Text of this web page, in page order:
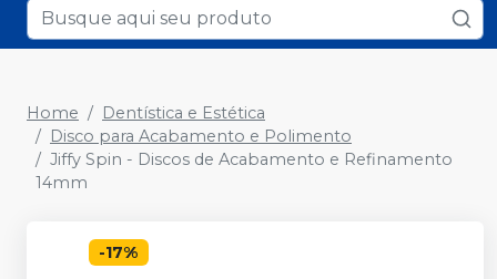
Home
Dentística e Estética
Disco para Acabamento e Polimento
Jiffy Spin - Discos de Acabamento e Refinamento
14mm
-17%